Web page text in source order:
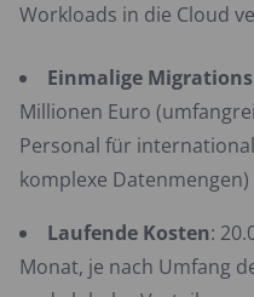
Workloads in die Cloud
Einmalige
Millionen Euro
Personal für
komplexe Datenmengen)
Laufende Kosten:
Monat, je nach Umfang